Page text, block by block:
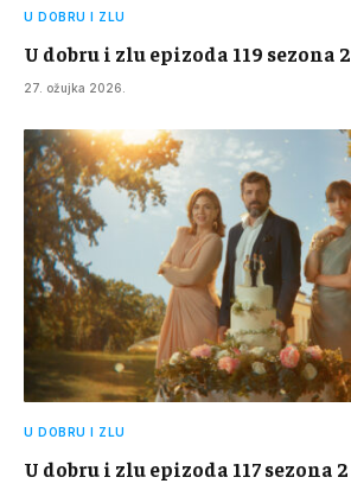
U DOBRU I ZLU
U dobru i zlu epizoda 119 sezona 2
27. ožujka 2026.
U DOBRU I ZLU
U dobru i zlu epizoda 117 sezona 2